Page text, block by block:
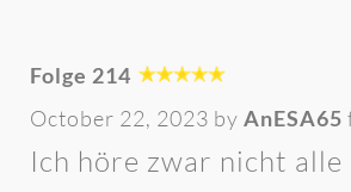
Folge 214
October 22, 2023 by AnESA65
Ich höre zwar nicht